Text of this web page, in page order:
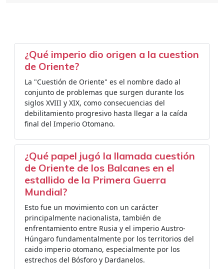
¿Qué imperio dio origen a la cuestion
de Oriente?
La "Cuestión de Oriente" es el nombre dado al
conjunto de problemas que surgen durante los
siglos XVIII y XIX, como consecuencias del
debilitamiento progresivo hasta llegar a la caída
final del Imperio Otomano.
¿Qué papel jugó la llamada cuestión
de Oriente de los Balcanes en el
estallido de la Primera Guerra
Mundial?
Esto fue un movimiento con un carácter
principalmente nacionalista, también de
enfrentamiento entre Rusia y el imperio Austro-
Húngaro fundamentalmente por los territorios del
caido imperio otomano, especialmente por los
estrechos del Bósforo y Dardanelos.